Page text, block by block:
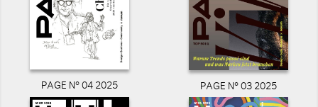
PAGE N° 04 2025 PAGE N° 03 2025